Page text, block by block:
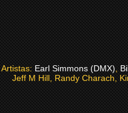
Artistas:Earl Simmons (DMX),
Jeff M Hill, Randy Charach,